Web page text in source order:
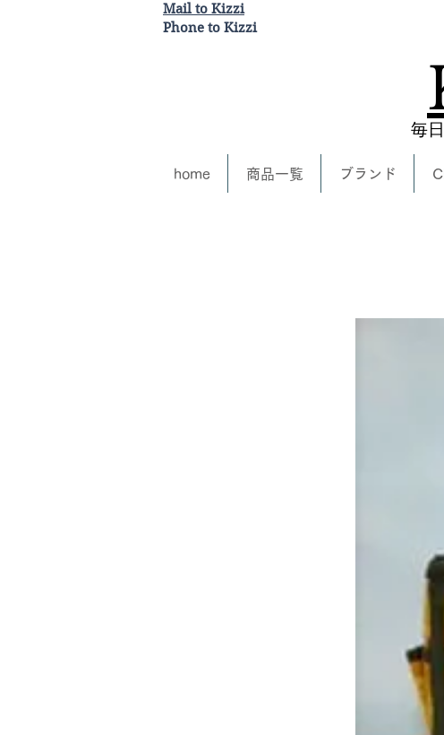
Mail to Kizzi
Phone to Kizzi
毎
home 商品一覧 ブランド